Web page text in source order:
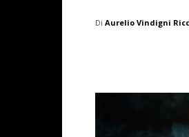
Di Aurelio Vindigni